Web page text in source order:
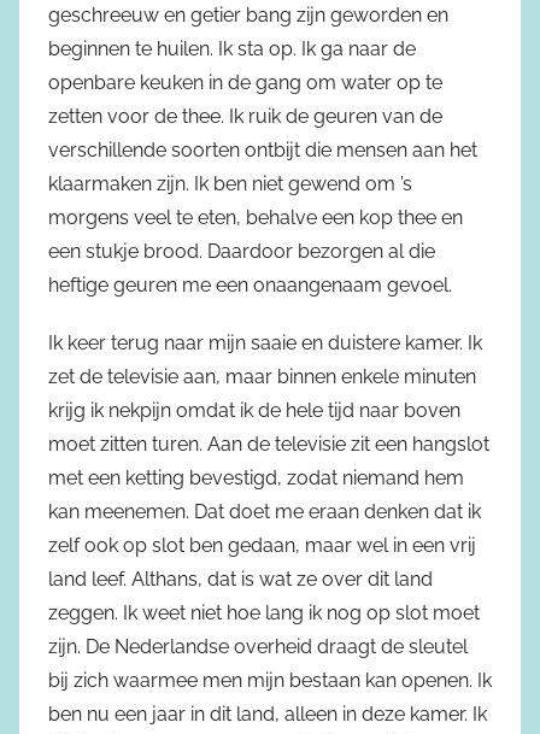
geschreeuw en getier bang zijn geworden en
beginnen te huilen. Ik sta op. Ik ga naar de
openbare keuken in de gang om water op te
zetten voor de thee. Ik ruik de geuren van de
verschillende soorten ontbijt die mensen aan het
klaarmaken zijn. Ik ben niet gewend om ’s
morgens veel te eten, behalve een kop thee en
een stukje brood. Daardoor bezorgen al die
heftige geuren me een onaangenaam gevoel.
Ik keer terug naar mijn saaie en duistere kamer. Ik
zet de televisie aan, maar binnen enkele minuten
krijg ik nekpijn omdat ik de hele tijd naar boven
moet zitten turen. Aan de televisie zit een hangslot
met een ketting bevestigd, zodat niemand hem
kan meenemen. Dat doet me eraan denken dat ik
zelf ook op slot ben gedaan, maar wel in een vrij
land leef. Althans, dat is wat ze over dit land
zeggen. Ik weet niet hoe lang ik nog op slot moet
zijn. De Nederlandse overheid draagt de sleutel
bij zich waarmee men mijn bestaan kan openen. Ik
ben nu een jaar in dit land, alleen in deze kamer. Ik